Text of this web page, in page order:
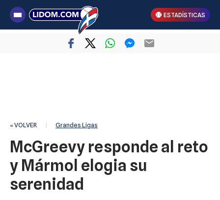
ESTADÍSTICAS
« VOLVER | Grandes Ligas
McGreevy responde al reto
y Mármol elogia su
serenidad